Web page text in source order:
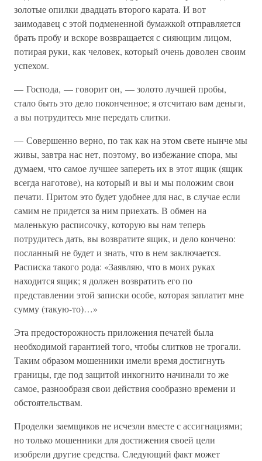
золотые опилки двадцать второго карата. И вот
заимодавец с этой подмененной бумажкой отправляется
брать пробу и вскоре возвращается с сияющим лицом,
потирая руки, как человек, который очень доволен своим
успехом.
— Господа, — говорит он, — золото лучшей пробы,
стало быть это дело поконченное; я отсчитаю вам деньги,
а вы потрудитесь мне передать слитки.
— Совершенно верно, по так как на этом свете нынче мы
живы, завтра нас нет, поэтому, во избежание спора, мы
думаем, что самое лучшее запереть их в этот ящик (ящик
всегда наготове), на который и вы и мы положим свои
печати. Притом это будет удобнее для нас, в случае если
самим не придется за ним приехать. В обмен на
маленькую расписочку, которую вы нам теперь
потрудитесь дать, вы возвратите ящик, и дело кончено:
посланный не будет и знать, что в нем заключается.
Расписка такого рода: «Заявляю, что в моих руках
находится ящик; я должен возвратить его по
представлении этой записки особе, которая заплатит мне
сумму (такую-то)…»
Эта предосторожность приложения печатей была
необходимой гарантией того, чтобы слитков не трогали.
Таким образом мошенники имели время достигнуть
границы, где под защитой инкогнито начинали то же
самое, разнообразя свои действия сообразно времени и
обстоятельствам.
Проделки заемщиков не исчезли вместе с ассигнациями;
но только мошенники для достижения своей цели
изобрели другие средства. Следующий факт может